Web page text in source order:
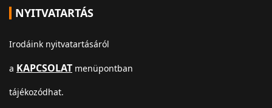
NYITVATARTÁS
Irodáink nyitvatartásáról
a KAPCSOLAT menüpontban
tájékozódhat.